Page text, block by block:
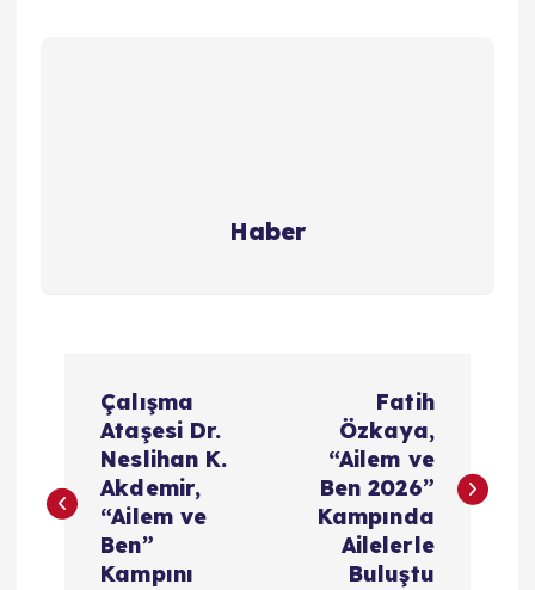
Haber
z
Çalışma
Ataşesi Dr.
Neslihan K.
Akdemir,
“Ailem ve
Ben”
Kampını
Fatih
Özkaya,
“Ailem ve
Ben 2026”
Kampında
Ailelerle
Buluştu